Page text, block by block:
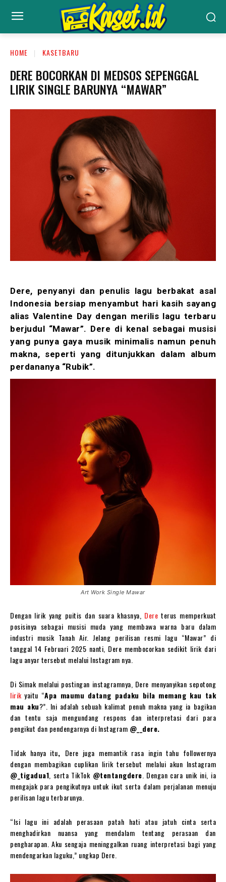
HOME KASETBARU
DERE BOCORKAN DI MEDSOS SEPENGGAL
LIRIK SINGLE BARUNYA “MAWAR”
Dere, penyanyi dan penulis lagu berbakat asal
Indonesia bersiap menyambut hari kasih sayang
alias Valentine Day dengan merilis lagu terbaru
berjudul “Mawar”. Dere di kenal sebagai musisi
yang punya gaya musik minimalis namun penuh
makna, seperti yang ditunjukkan dalam album
perdananya “Rubik”.
Art Work Single Mawar
Dengan lirik yang puitis dan suara khasnya, Dere terus memperkuat
posisinya sebagai musisi muda yang membawa warna baru dalam
industri musik Tanah Air. Jelang perilisan resmi lagu “Mawar” di
tanggal 14 Februari 2025 nanti, Dere membocorkan sedikit lirik dari
lagu anyar tersebut melalui Instagram nya.
Di Simak melalui postingan instagramnya, Dere menyanyikan sepotong
lirik yaitu “Apa maumu datang padaku bila memang kau tak
mau aku?”. Ini adalah sebuah kalimat penuh makna yang ia bagikan
dan tentu saja mengundang respons dan interpretasi dari para
pengikut dan pendengarnya di Instagram @__dere.
Tidak hanya itu, Dere juga memantik rasa ingin tahu followernya
dengan membagikan cuplikan lirik tersebut melalui akun Instagram
@_tigadua1, serta TikTok @tentangdere. Dengan cara unik ini, ia
mengajak para pengikutnya untuk ikut serta dalam perjalanan menuju
perilisan lagu terbarunya.
“Isi lagu ini adalah perasaan patah hati atau jatuh cinta serta
menghadirkan nuansa yang mendalam tentang perasaan dan
pengharapan. Aku sengaja meninggalkan ruang interpretasi bagi yang
mendengarkan laguku,” ungkap Dere.